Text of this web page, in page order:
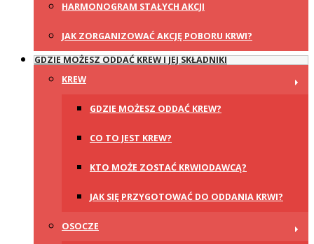
HARMONOGRAM STAŁYCH AKCJI
JAK ZORGANIZOWAĆ AKCJĘ POBORU KRWI?
GDZIE MOŻESZ ODDAĆ KREW I JEJ SKŁADNIKI
KREW
GDZIE MOŻESZ ODDAĆ KREW?
CO TO JEST KREW?
KTO MOŻE ZOSTAĆ KRWIODAWCĄ?
JAK SIĘ PRZYGOTOWAĆ DO ODDANIA KRWI?
OSOCZE